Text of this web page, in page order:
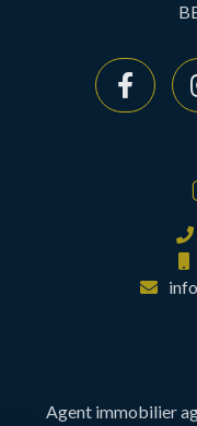
Agent immobilier